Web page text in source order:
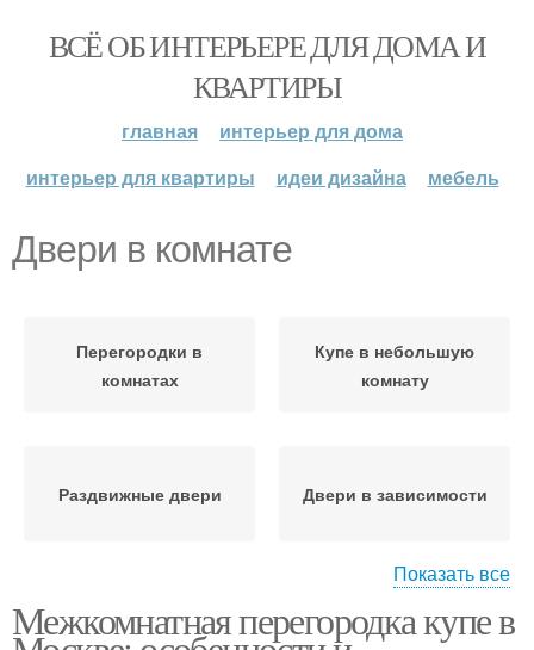
ВСЁ ОБ ИНТЕРЬЕРЕ ДЛЯ ДОМА И
КВАРТИРЫ
главная
интерьер для дома
интерьер для квартиры
идеи дизайна мебель
Двери в комнате
Перегородки в
комнатах
Купе в небольшую
комнату
Раздвижные двери Двери в зависимости
Межкомнатные двери
Двери перед
традиционными
Показать все
Межкомнатная перегородка купе в